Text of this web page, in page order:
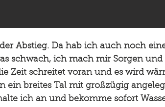
Abstieg. Da hab ich auch noch
schwach, ich mach mir Sorgen
Zeit schreitet voran und es wird
ein breites Tal mit großzügig
ich an und bekomme sofort